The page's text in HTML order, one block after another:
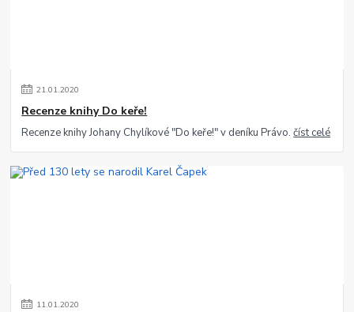
21.01.2020
Recenze knihy Do keře!
Recenze knihy Johany Chylíkové "Do keře!" v deníku Právo.číst celé
11.01.2020